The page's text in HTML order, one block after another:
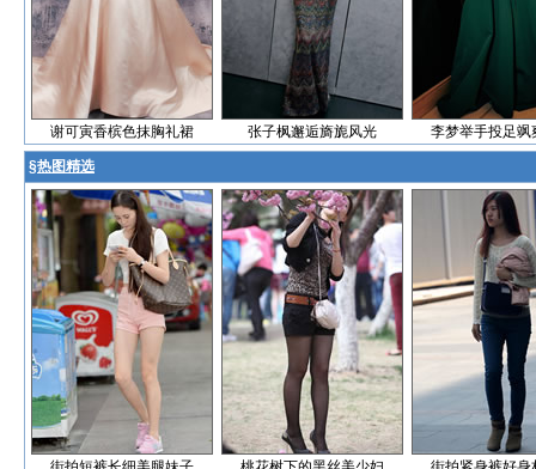
谢可寅香槟色抹胸礼裙 张子枫邂逅旖旎风光 李梦举手投足飒
§热图精选